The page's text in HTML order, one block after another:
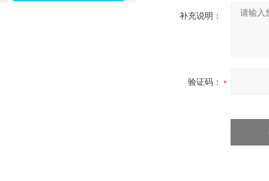
补充说明：
验证码：